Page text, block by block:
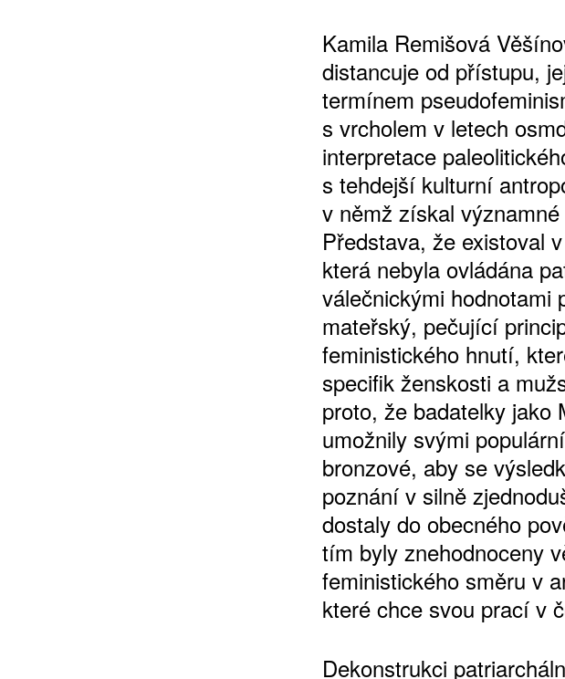
Kamila Remišová
distancuje od přístupu,
termínem
s vrcholem v letech
interpretace
s tehdejší kulturní
v němž získal
Představa, že existoval
která nebyla ovládána
válečnickými hodnotami
mateřský, pečující
feministického hnutí,
specifik ženskosti a
proto, že badatelky jako
umožnily svými
bronzové, aby se
poznání v silně
dostaly do obecného
tím byly znehodnoceny
feministického směru v
které chce svou prací v
Dekonstrukci